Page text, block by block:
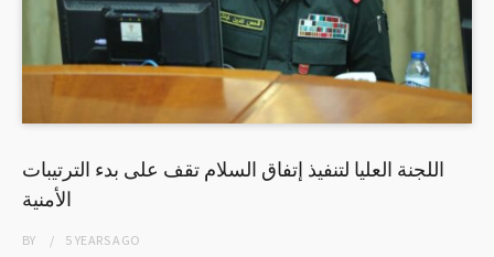
اللجنة العليا لتنفيذ إتفاق السلام تقف على بدء الترتيبات
الأمنية
BY 5 YEARSAGO